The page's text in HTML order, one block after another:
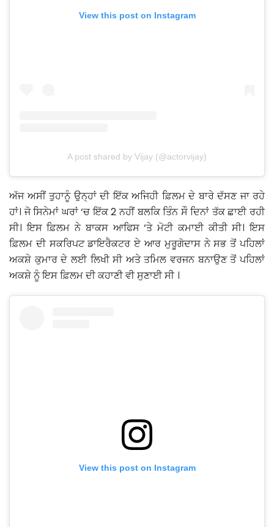
View this post on Instagram
A post shared by Vijay (@actorvijay)
ਅੱਜ ਅਸੀਂ ਤੁਹਾਨੂੰ ਉਨ੍ਹਾਂ ਦੀ ਇੱਕ ਅਜਿਹੀ ਫ਼ਿਲਮ ਦੇ ਬਾਰੇ ਦੱਸਣ ਜਾ ਰਹੇ
ਹਾਂ। ਜੋ ਸਿਨੇਮਾਂ ਘਰਾਂ ‘ਚ ਇੱਕ 2 ਨਹੀਂ ਬਲਕਿ ਤਿੰਨ ਸੌ ਦਿਨਾਂ ਤੱਕ ਛਾਈ ਰਹੀ
ਸੀ। ਇਸ ਫ਼ਿਲਮ ਨੇ ਬਾਕਸ ਆਫਿਸ ‘ਤੇ ਮੋਟੀ ਕਮਾਈ ਕੀਤੀ ਸੀ। ਇਸ
ਫ਼ਿਲਮ ਦੀ ਸਕਰਿਪਟ ਡਾਇਰੈਕਟਰ ਏ ਆਰ ਮੁਰੂਗੋਦਾਸ ਨੇ ਸਭ ਤੋਂ ਪਹਿਲਾਂ
ਅਕਸ਼ੇ ਕੁਮਾਰ ਦੇ ਲਈ ਲਿਖੀ ਸੀ ਅਤੇ ਤਮਿਲ ਵਰਜਨ ਬਨਾਉਣ ਤੋਂ ਪਹਿਲਾਂ
ਅਕਸ਼ੇ ਨੂੰ ਇਸ ਫ਼ਿਲਮ ਦੀ ਕਹਾਣੀ ਵੀ ਸੁਣਾਈ ਸੀ ।
View this post on Instagram